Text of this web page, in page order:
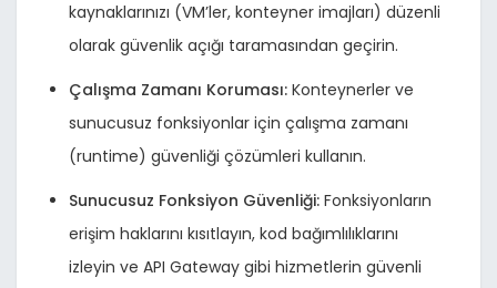
kaynaklarınızı (VM’ler, konteyner imajları) düzenli
olarak güvenlik açığı taramasından geçirin.
Çalışma Zamanı Koruması: Konteynerler ve
sunucusuz fonksiyonlar için çalışma zamanı
(runtime) güvenliği çözümleri kullanın.
Sunucusuz Fonksiyon Güvenliği: Fonksiyonların
erişim haklarını kısıtlayın, kod bağımlılıklarını
izleyin ve API Gateway gibi hizmetlerin güvenli